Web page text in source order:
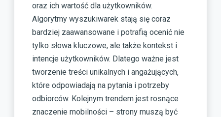
oraz ich wartość dla użytkowników.
Algorytmy wyszukiwarek stają się coraz
bardziej zaawansowane i potrafią ocenić nie
tylko słowa kluczowe, ale także kontekst i
intencje użytkowników. Dlatego ważne jest
tworzenie treści unikalnych i angażujących,
które odpowiadają na pytania i potrzeby
odbiorców. Kolejnym trendem jest rosnące
znaczenie mobilności – strony muszą być